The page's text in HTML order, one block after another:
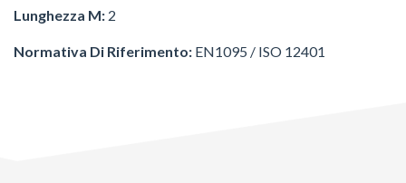
Lunghezza M: 2
Normativa Di Riferimento: EN1095 / ISO 12401